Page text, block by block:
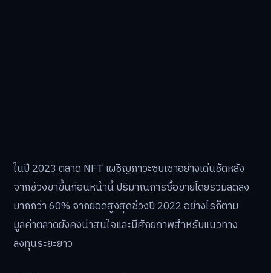
ในปี 2023 ตลาด NFT เผชิญภาวะซบเซาอย่างเด่นชัดหลัง
จากช่วงขาขึ้นก่อนหน้านี้ ปริมาณการซื้อขายโดยรวมลดลง
มากกว่า 60% จากยอดสูงสุดช่วงปี 2022 อย่างไรก็ตาม
มูลค่าตลาดยังคงน่าสนใจและมีศักยภาพสำหรับแนวทาง
ลงทุนระยะยาว